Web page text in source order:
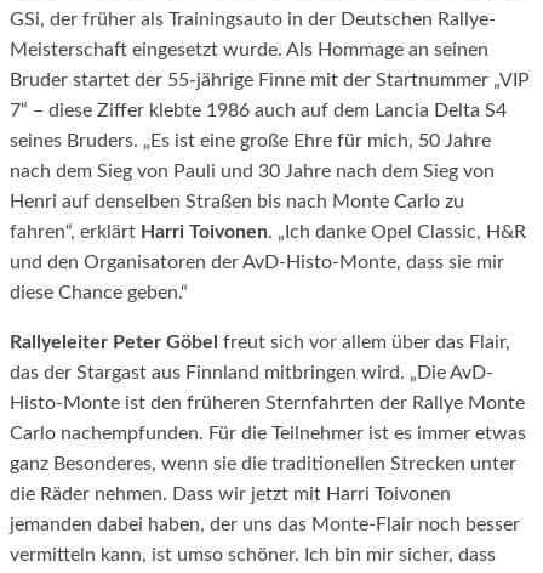
GSi, der früher als Trainingsauto in der Deutschen Rallye-
Meisterschaft eingesetzt wurde. Als Hommage an seinen
Bruder startet der 55-jährige Finne mit der Startnummer „VIP
7“ – diese Ziffer klebte 1986 auch auf dem Lancia Delta S4
seines Bruders. „Es ist eine große Ehre für mich, 50 Jahre
nach dem Sieg von Pauli und 30 Jahre nach dem Sieg von
Henri auf denselben Straßen bis nach Monte Carlo zu
fahren“, erklärt Harri Toivonen. „Ich danke Opel Classic, H&R
und den Organisatoren der AvD-Histo-Monte, dass sie mir
diese Chance geben.“
Rallyeleiter Peter Göbel freut sich vor allem über das Flair,
das der Stargast aus Finnland mitbringen wird. „Die AvD-
Histo-Monte ist den früheren Sternfahrten der Rallye Monte
Carlo nachempfunden. Für die Teilnehmer ist es immer etwas
ganz Besonderes, wenn sie die traditionellen Strecken unter
die Räder nehmen. Dass wir jetzt mit Harri Toivonen
jemanden dabei haben, der uns das Monte-Flair noch besser
vermitteln kann, ist umso schöner. Ich bin mir sicher, dass